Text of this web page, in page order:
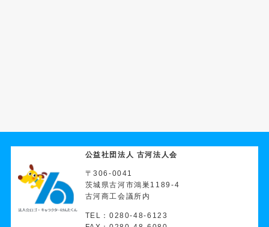
公益社団法人 古河法人会
〒306-0041
茨城県古河市鴻巣1189-4
古河商工会議所内
TEL：0280-48-6123